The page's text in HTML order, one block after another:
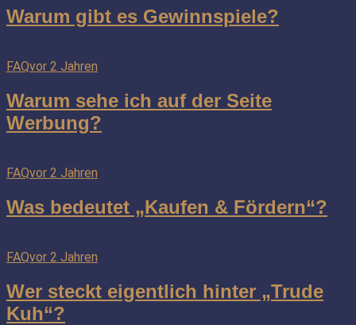
Warum gibt es Gewinnspiele?
FAQvor 2 Jahren
Warum sehe ich auf der Seite
Werbung?
FAQvor 2 Jahren
Was bedeutet „Kaufen & Fördern“?
FAQvor 2 Jahren
Wer steckt eigentlich hinter „Trude
Kuh“?